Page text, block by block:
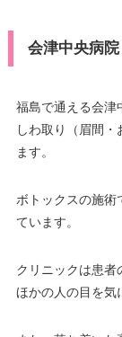
駐車場
カード
済
医療
ン
月 火
会津中央病
福島で通える会津
しわ取り（眉間
ます。
ボトックスの施術
ています。
クリニックは患者
ほかの人の目を気